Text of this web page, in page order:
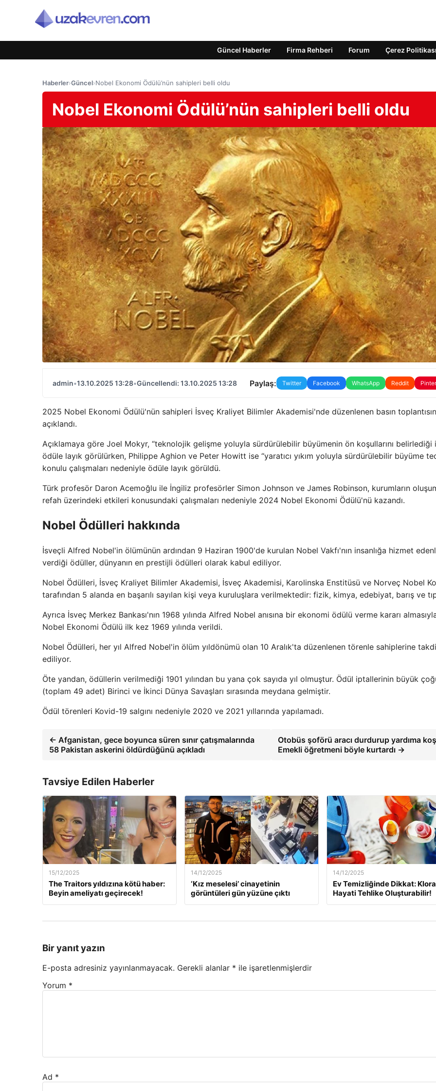
Güncel Haberler Firma Rehberi Forum Çerez Politikası
Haberler›Güncel›Nobel Ekonomi Ödülü’nün sahipleri belli oldu
Nobel Ekonomi Ödülü’nün sahipleri belli oldu
admin•13.10.2025 13:28•Güncellendi: 13.10.2025 13:28 Paylaş: Twitter Facebook WhatsApp Reddit
2025 Nobel Ekonomi Ödülü'nün sahipleri İsveç Kraliyet Bilimler Akademisi'nde düzenlenen basın
açıklandı.
Açıklamaya göre Joel Mokyr, “teknolojik gelişme yoluyla sürdürülebilir büyümenin ön koşullarını belirlediği
ödüle layık görülürken, Philippe Aghion ve Peter Howitt ise “yaratıcı yıkım yoluyla sürdürülebilir büyüme
konulu çalışmaları nedeniyle ödüle layık görüldü.
Türk profesör Daron Acemoğlu ile İngiliz profesörler Simon Johnson ve James Robinson, kurumların
refah üzerindeki etkileri konusundaki çalışmaları nedeniyle 2024 Nobel Ekonomi Ödülü'nü kazandı.
Nobel Ödülleri hakkında
İsveçli Alfred Nobel'in ölümünün ardından 9 Haziran 1900'de kurulan Nobel Vakfı'nın insanlığa hizmet
verdiği ödüller, dünyanın en prestijli ödülleri olarak kabul ediliyor.
Nobel Ödülleri, İsveç Kraliyet Bilimler Akademisi, İsveç Akademisi, Karolinska Enstitüsü ve Norveç Nobel
tarafından 5 alanda en başarılı sayılan kişi veya kuruluşlara verilmektedir: fizik, kimya, edebiyat, barış ve
Ayrıca İsveç Merkez Bankası'nın 1968 yılında Alfred Nobel anısına bir ekonomi ödülü verme kararı
Nobel Ekonomi Ödülü ilk kez 1969 yılında verildi.
Nobel Ödülleri, her yıl Alfred Nobel'in ölüm yıldönümü olan 10 Aralık'ta düzenlenen törenle sahiplerine
ediliyor.
Öte yandan, ödüllerin verilmediği 1901 yılından bu yana çok sayıda yıl olmuştur. Ödül iptallerinin büyük
(toplam 49 adet) Birinci ve İkinci Dünya Savaşları sırasında meydana gelmiştir.
Ödül törenleri Kovid-19 salgını nedeniyle 2020 ve 2021 yıllarında yapılamadı.
← Afganistan, gece boyunca süren sınır çatışmalarında
58 Pakistan askerini öldürdüğünü açıkladı
Otobüs şoförü aracı durdurup yardıma
Emekli öğretmeni böyle kurtardı →
Tavsiye Edilen Haberler
15/12/2025
The Traitors yıldızına kötü haber:
Beyin ameliyatı geçirecek!
14/12/2025
‘Kız meselesi’ cinayetinin
görüntüleri gün yüzüne çıktı
14/12/2025
Ev Temizliğinde Dikkat:
Hayati Tehlike Oluşturabilir!
Bir yanıt yazın
E-posta adresiniz yayınlanmayacak. Gerekli alanlar * ile işaretlenmişlerdir
Yorum *
Ad *